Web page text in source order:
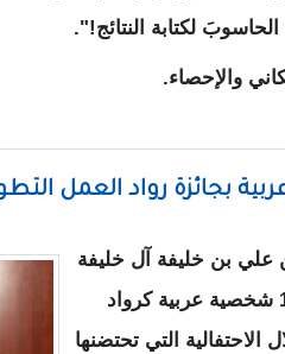
لكتابة النتائج!".
والإحصاء.
علي بن خليفة آل خليفة
للعمل التطوعي، في نسختها السابعة، اختيار 15 شخصية عربية كرواد
خلال الاحتفالية التي تحتضنها